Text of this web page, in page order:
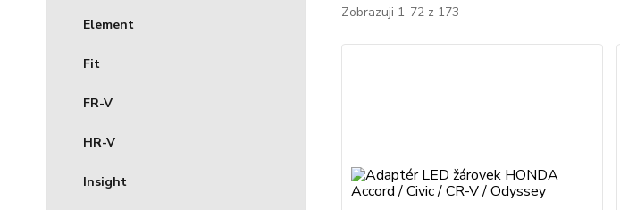
Element
Fit
FR-V
HR-V
Insight
Zobrazuji 1-72 z 173